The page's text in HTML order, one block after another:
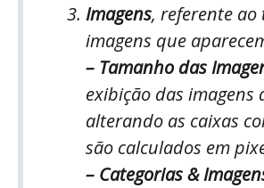
Imagens, referente
imagens que
– Tamanho das
exibição das imagens
alterando as caixas
são calculados em
– Categorias &